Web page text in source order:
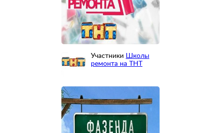
Участники Школы
ремонта на ТНТ